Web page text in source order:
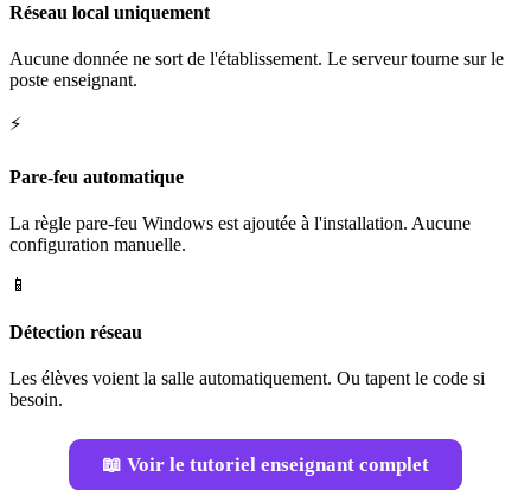
Réseau local uniquement
Aucune donnée ne sort de l'établissement. Le serveur tourne sur le
poste enseignant.
⚡
Pare-feu automatique
La règle pare-feu Windows est ajoutée à l'installation. Aucune
configuration manuelle.
📱
Détection réseau
Les élèves voient la salle automatiquement. Ou tapent le code si
besoin.
📖 Voir le tutoriel enseignant complet